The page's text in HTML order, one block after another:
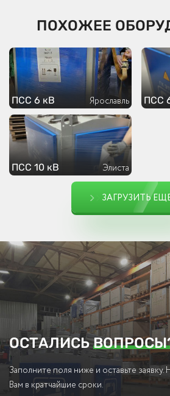
ПОХОЖЕЕ
ПСС 6 кВ Ярославль ПСС
ПСС 10 кВ Элиста
ЗАГРУЗИТЬ
ОСТАЛИСЬ
Заполните поля ниже и оставьте
Вам в кратчайшие сроки.